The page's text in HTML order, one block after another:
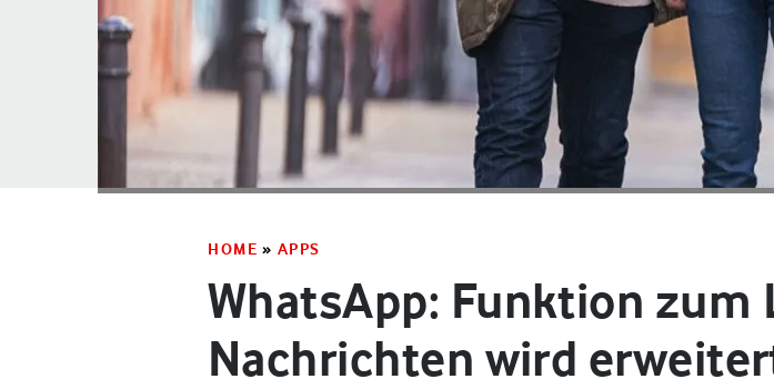
HOME » APPS
WhatsApp: Funktion zum
Nachrichten wird